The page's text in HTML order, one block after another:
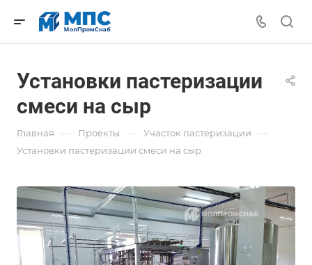
Установки пастеризации
смеси на сыр
Главная — Проекты — Участок пастеризации —
Установки пастеризации смеси на сыр